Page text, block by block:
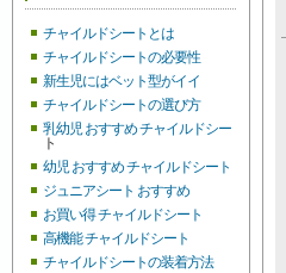
チャイルドシートとは
チャイルドシートの必要性
新生児にはベット型がイイ
チャイルドシートの選び方
乳幼児 おすすめ チャイルドシー
ト
幼児 おすすめ チャイルドシート
ジュニアシート おすすめ
お買い得 チャイルドシート
高機能 チャイルドシート
チャイルドシートの装着方法